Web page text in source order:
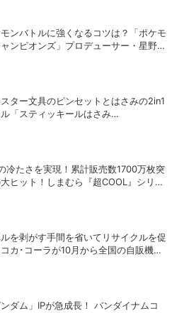
ンバトルに強くなるコツは？「ポケモ
ンピオンズ」プロデューサー・星野正
ター文具のピンセットとはさみの2in1
「スティッキールはさみ
冷たさを実現！累計販売数1700万枚突
ヒット！しまむら『超COOL』シリー
を剥がす手間を省いてリサイクルを促
カ･コーラが10月から全国の自販機で
ンダム」IPが急成長！ バンダイナムコ